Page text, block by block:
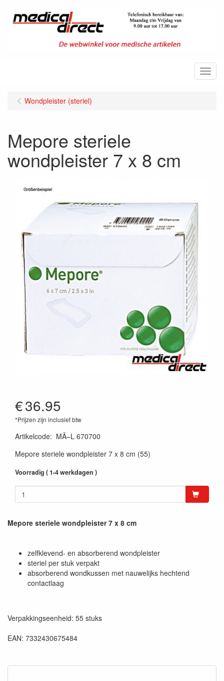
Menu
Wondpleister (steriel)
Mepore steriele
wondpleister 7 x 8 cm
€36.95
*Prijzen zijn inclusief btw
Artikelcode: MÃ–L 670700
Mepore steriele wondpleister 7 x 8 cm (55)
Voorradig ( 1-4 werkdagen )
Mepore steriele wondpleister 7 x 8 cm
zelfklevend- en absorberend wondpleister
steriel per stuk verpakt
absorberend wondkussen met nauwelijks hechtend
contactlaag
Verpakkingseenheid: 55 stuks
EAN: 7332430675484